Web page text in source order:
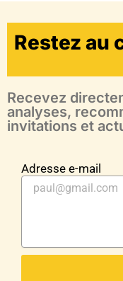
Restez au
Recevez
analyses,
invitations et
Adresse e-mail